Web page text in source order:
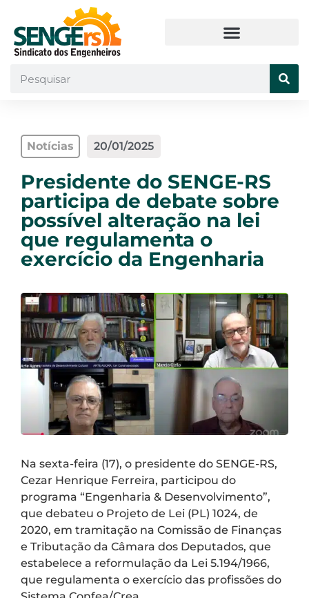
Notícias 20/01/2025
Presidente do SENGE-RS
participa de debate sobre
possível alteração na lei
que regulamenta o
exercício da Engenharia
Na sexta-feira (17), o presidente do SENGE-RS,
Cezar Henrique Ferreira, participou do
programa “Engenharia & Desenvolvimento”,
que debateu o Projeto de Lei (PL) 1024, de
2020, em tramitação na Comissão de Finanças
e Tributação da Câmara dos Deputados, que
estabelece a reformulação da Lei 5.194/1966,
que regulamenta o exercício das profissões do